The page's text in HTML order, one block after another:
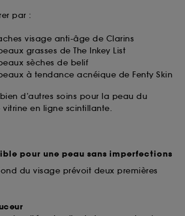
par :
visage anti-âge de Clarins
grasses de The Inkey List
sèches de belif
à tendance acnéique de Fenty Skin
d’autres soins pour la peau du
en ligne scintillante.
pour une peau sans imperfections
du visage prévoit deux premières